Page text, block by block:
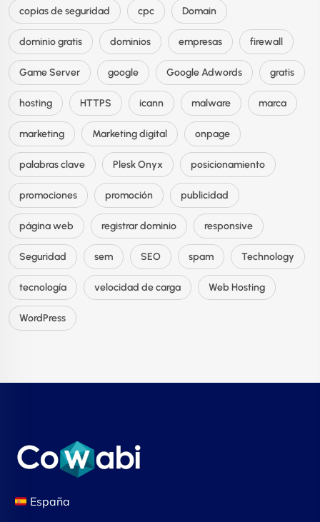
copias de seguridad cpc Domain
dominio gratis dominios empresas firewall
Game Server google Google Adwords gratis
hosting HTTPS icann malware marca
marketing Marketing digital onpage
palabras clave Plesk Onyx posicionamiento
promociones promoción publicidad
página web registrar dominio responsive
Seguridad sem SEO spam Technology
tecnología velocidad de carga Web Hosting
WordPress
España